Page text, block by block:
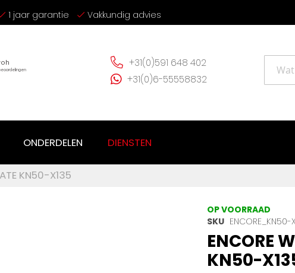
1 jaar garantie Vakkundig advies
+31(0)591 648 402
+31(0)6-55558832
ONDERDELEN DIENSTEN
KN50-X135
OP VOORRAAD
SKU ENCORE_KN50-
ENCORE
KN50-